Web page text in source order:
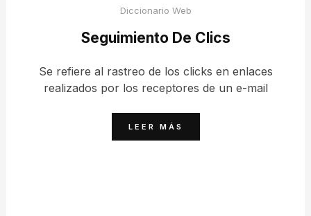
Diccionario Web
Seguimiento De Clics
Se refiere al rastreo de los clicks en enlaces
realizados por los receptores de un e-mail
LEER MÁS